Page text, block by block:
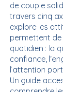
de couple
travers cinq
explore les
permettent de
quotidien : la
confiance,
l’attention
Un guide